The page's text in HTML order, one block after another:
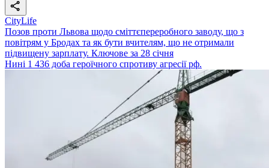
CityLife
Позов проти Львова щодо сміттєпереробного заводу, що з
повітрям у Бродах та як бути вчителям, що не отримали
підвищену зарплату. Ключове за 28 січня
Нині 1 436 доба героїчного спротиву агресії рф.